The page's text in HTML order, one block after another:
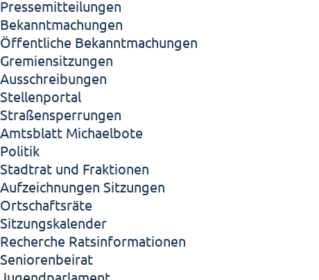
Pressemitteilungen
Bekanntmachungen
Öffentliche Bekanntmachungen
Gremiensitzungen
Ausschreibungen
Stellenportal
Straßensperrungen
Amtsblatt Michaelbote
Politik
Stadtrat und Fraktionen
Aufzeichnungen Sitzungen
Ortschaftsräte
Sitzungskalender
Recherche Ratsinformationen
Seniorenbeirat